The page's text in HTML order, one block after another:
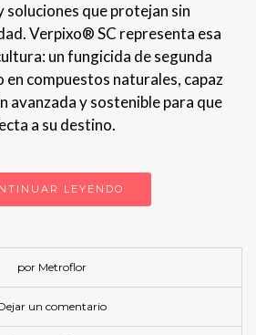
soluciones que protejan sin
Verpixo® SC representa esa
un fungicida de segunda
compuestos naturales, capaz
avanzada y sostenible para que
a su destino.
LEYENDO
por Metroflor
un comentario